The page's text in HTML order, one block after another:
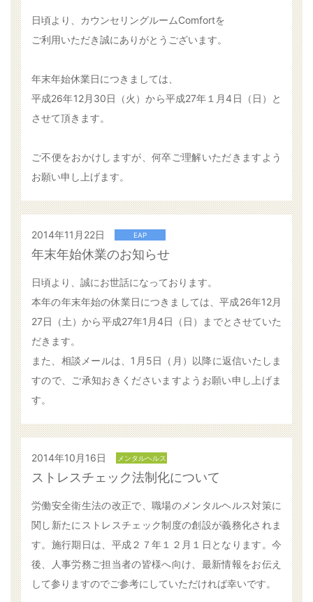
日頃より、カウンセリングルームComfortを
ご利用いただき誠にありがとうございます。
年末年始休業日につきましては、
平成26年12月30日（火）から平成27年１月4日（日）と
させて頂きます。
ご不便をおかけしますが、何卒ご理解いただきますよう
お願い申し上げます。
2014年11月22日 EAP
年末年始休業のお知らせ
日頃より、誠にお世話になっております。
本年の年末年始の休業日につきましては、平成26年12月
27日（土）から平成27年1月4日（日）までとさせていた
だきます。
また、相談メールは、1月5日（月）以降に返信いたしま
すので、ご承知おきくださいますようお願い申し上げま
す。
2014年10月16日 メンタルヘルス
ストレスチェック法制化について
労働安全衛生法の改正で、職場のメンタルヘルス対策に
関し新たにストレスチェック制度の創設が義務化されま
す。施行期日は、平成２７年１２月１日となります。今
後、人事労務ご担当者の皆様へ向け、最新情報をお伝え
して参りますのでご参考にしていただければ幸いです。